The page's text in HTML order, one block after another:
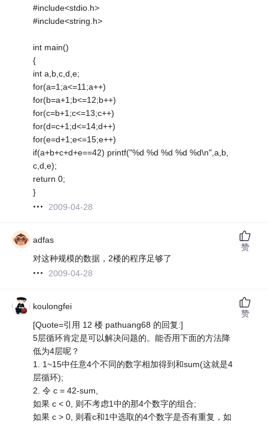
#include<stdio.h>
#include<string.h>
int main()
{
int a,b,c,d,e;
for(a=1;a<=11;a++)
for(b=a+1;b<=12;b++)
for(c=b+1;c<=13;c++)
for(d=c+1;d<=14;d++)
for(e=d+1;e<=15;e++)
if(a+b+c+d+e==42) printf("%d %d %d %d %d\n",a,b,
c,d,e);
return 0;
}
2009-04-28
adfas
对这种规模的数据，2楼的程序足够了
2009-04-28
赞
koulongfei
[Quote=引用 12 楼 pathuang68 的回复:]
5层循环肯定是可以解决问题的。能否用下面的方法降
低为4层呢？
1. 1~15中任意4个不同的数字相加得到和sum(这就是4
层循环);
2. 令 c = 42-sum,
如果 c < 0, 则不考虑1中的那4个数字的组合;
如果 c > 0, 则看c和1中选取的4个数字是否有重复，如
赞